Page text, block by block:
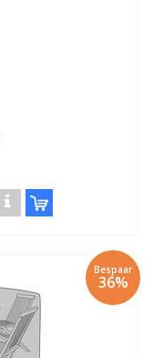
Bespaar
36%